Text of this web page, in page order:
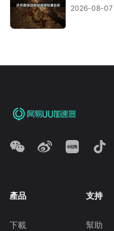
2026-08-07
產品
下載
支持
幫助